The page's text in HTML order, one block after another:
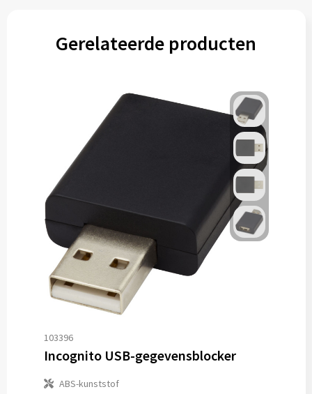
Gerelateerde producten
103396
Incognito USB-gegevensblocker
ABS-kunststof